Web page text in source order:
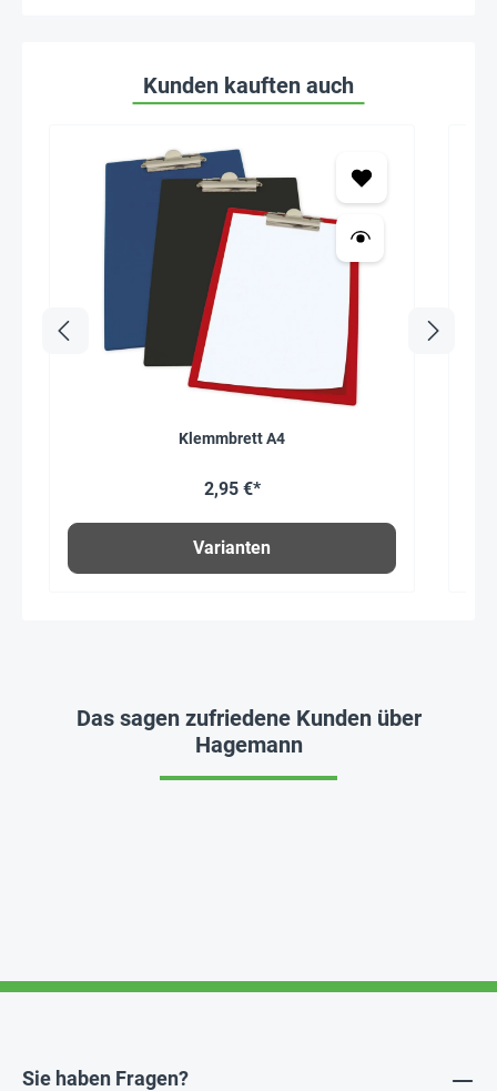
Kunden kauften auch
Klemmbrett A4
2,95 €*
Varianten
Das sagen zufriedene Kunden über
Hagemann
Sie haben Fragen?